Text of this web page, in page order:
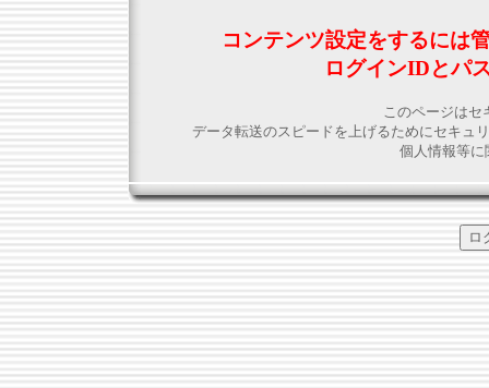
コンテンツ設定をするには
ログインIDとパ
このページはセ
データ転送のスピードを上げるためにセキュ
個人情報等に